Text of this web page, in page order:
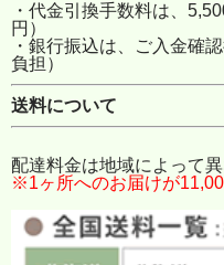
・代金引換手数料は、
円）
・銀行振込は、ご入金確
負担）
送料について
配達料金は地域によって異
※1ヶ所へのお届けが